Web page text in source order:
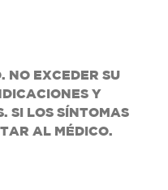
NO EXCEDER SU
Y
SI LOS SÍNTOMAS
AL MÉDICO.